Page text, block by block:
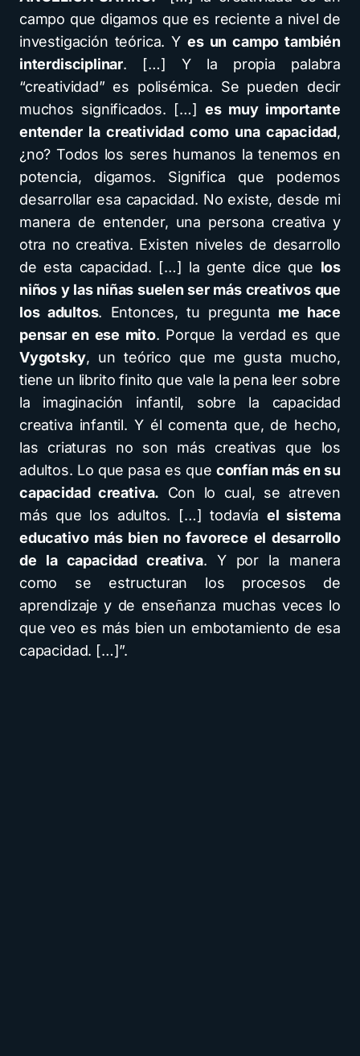
campo que digamos que es reciente a nivel de
investigación teórica. Y es un campo también
interdisciplinar. […] Y la propia palabra
“creatividad” es polisémica. Se pueden decir
muchos significados. […]es muy importante
entender la creatividad como una capacidad,
¿no? Todos los seres humanos la tenemos en
potencia, digamos. Significa que podemos
desarrollar esa capacidad. No existe, desde mi
manera de entender, una persona creativa y
otra no creativa. Existen niveles de desarrollo
de esta capacidad. […] la gente dice que los
niños y las niñas suelen ser más creativos que
los adultos. Entonces, tu pregunta me hace
pensar en ese mito. Porque la verdad es que
Vygotsky, un teórico que me gusta mucho,
tiene un librito finito que vale la pena leer sobre
la imaginación infantil, sobre la capacidad
creativa infantil. Y él comenta que, de hecho,
las criaturas no son más creativas que los
adultos. Lo que pasa es que confían más en su
capacidad creativa. Con lo cual, se atreven
más que los adultos. […] todavía el sistema
educativo más bien no favorece el desarrollo
de la capacidad creativa. Y por la manera
como se estructuran los procesos de
aprendizaje y de enseñanza muchas veces lo
que veo es más bien un embotamiento de esa
capacidad. […]”.